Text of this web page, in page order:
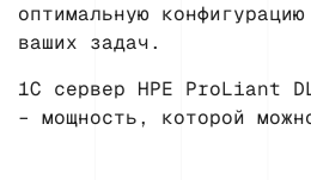
оптимальную
ваших задач.
1С сервер HPE ProLiant
– мощность, которой